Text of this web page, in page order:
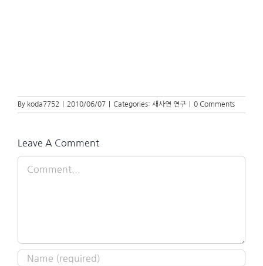
By koda7752 2010/06/07 Categories: 새사연 연구 0 Comments
Leave A Comment